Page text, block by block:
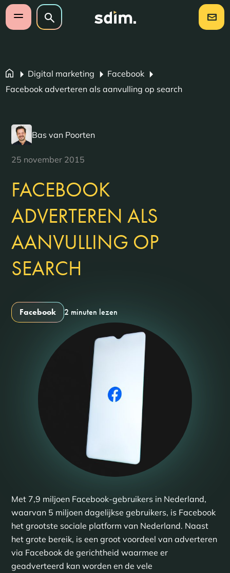
Navigatie overslaan
Open mobiel menu
Zoeken op website
Zoeken
Digital marketing
Facebook
Facebook adverteren als aanvulling op search
Bas van Poorten
25 november 2015
FACEBOOK
ADVERTEREN ALS
AANVULLING OP
SEARCH
Facebook 2 minuten lezen
Met 7,9 miljoen Facebook-gebruikers in Nederland,
waarvan 5 miljoen dagelijkse gebruikers, is Facebook
het grootste sociale platform van Nederland. Naast
het grote bereik, is een groot voordeel van adverteren
via Facebook de gerichtheid waarmee er
geadverteerd kan worden en de vele